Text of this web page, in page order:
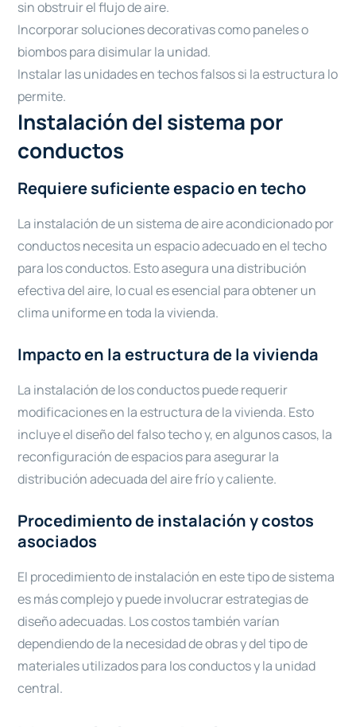
sin obstruir el flujo de aire.
Incorporar soluciones decorativas como paneles o
biombos para disimular la unidad.
Instalar las unidades en techos falsos si la estructura lo
permite.
Instalación del sistema por
conductos
Requiere suficiente espacio en techo
La instalación de un sistema de aire acondicionado por
conductos necesita un espacio adecuado en el techo
para los conductos. Esto asegura una distribución
efectiva del aire, lo cual es esencial para obtener un
clima uniforme en toda la vivienda.
Impacto en la estructura de la vivienda
La instalación de los conductos puede requerir
modificaciones en la estructura de la vivienda. Esto
incluye el diseño del falso techo y, en algunos casos, la
reconfiguración de espacios para asegurar la
distribución adecuada del aire frío y caliente.
Procedimiento de instalación y costos
asociados
El procedimiento de instalación en este tipo de sistema
es más complejo y puede involucrar estrategias de
diseño adecuadas. Los costos también varían
dependiendo de la necesidad de obras y del tipo de
materiales utilizados para los conductos y la unidad
central.